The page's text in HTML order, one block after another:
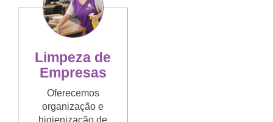
Limpeza de
Empresas
Oferecemos
organização e